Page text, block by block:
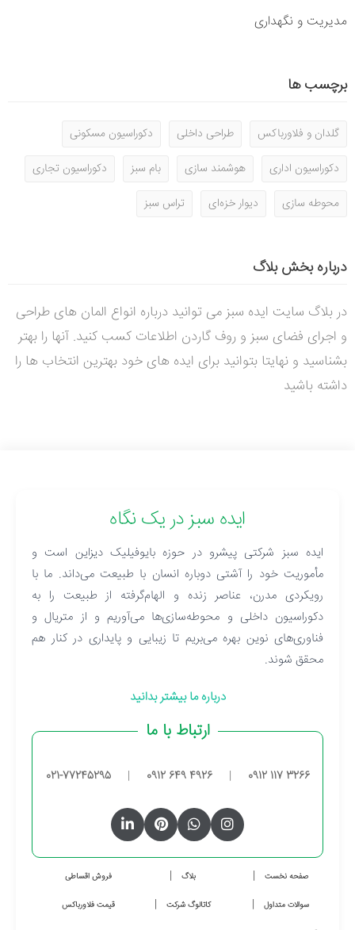
مدیریت و نگهداری
برچسب ها
گلدان و فلاورباکس طراحی داخلی
دکوراسیون مسکونی
دکوراسیون اداری
هوشمند سازی بام سبز
دکوراسیون تجاری
محوطه سازی
دیوار خزه‌ای تراس سبز
درباره بخش بلاگ
در بلاگ سایت ایده سبز می توانید درباره انواع المان های طراحی
و اجرای فضای سبز و روف گاردن اطلاعات کسب کنید. آنها را بهتر
بشناسید و نهایتا بتوانید برای ایده های خود بهترین انتخاب ها را
داشته باشید
ایده سبز در یک نگاه
ایده سبز شرکتی پیشرو در حوزه بایوفیلیک دیزاین است و
مأموریت خود را آشتی دوباره انسان با طبیعت می‌داند. ما با
رویکردی مدرن، عناصر زنده و الهام‌گرفته از طبیعت را به
دکوراسیون داخلی و محوطه‌سازی‌ها می‌آوریم و از متریال و
فناوری‌های نوین بهره می‌بریم تا زیبایی و پایداری در کنار هم
محقق شوند.
درباره ما بیشتر بدانید
ارتباط با ما
0912 117 3266
|
0912 649 4926
|
021-77245295
صفحه نخست بلاگ فروش اقساطی
سوالات متداول کاتالوگ شرکت قیمت فلاورباکس